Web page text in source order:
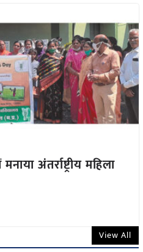
अंतर्राष्ट्रीय महिला
View All